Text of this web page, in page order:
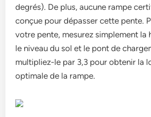
degrés). De plus, aucune rampe
conçue pour dépasser cette pente.
votre pente, mesurez simplement la
le niveau du sol et le pont de
multipliez-le par 3,3 pour obtenir la
optimale de la rampe.